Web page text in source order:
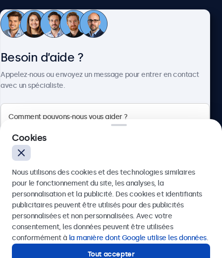
Service client
4.8/5 noté par 5000+ entreprises
Français
Besoin d’aide ?
Appelez-nous ou envoyez un message pour entrer en contact
avec un spécialiste.
Envoyer
Ou appelez-nous au01 79 97 48 02
Cookies
Nous utilisons des cookies et des technologies similaires
pour le fonctionnement du site, les analyses, la
personnalisation et la publicité. Des cookies et identifiants
publicitaires peuvent être utilisés pour des publicités
personnalisées et non personnalisées. Avec votre
consentement, les données peuvent être utilisées
conformément à la manière dont Google utilise les données.
Tout accepter